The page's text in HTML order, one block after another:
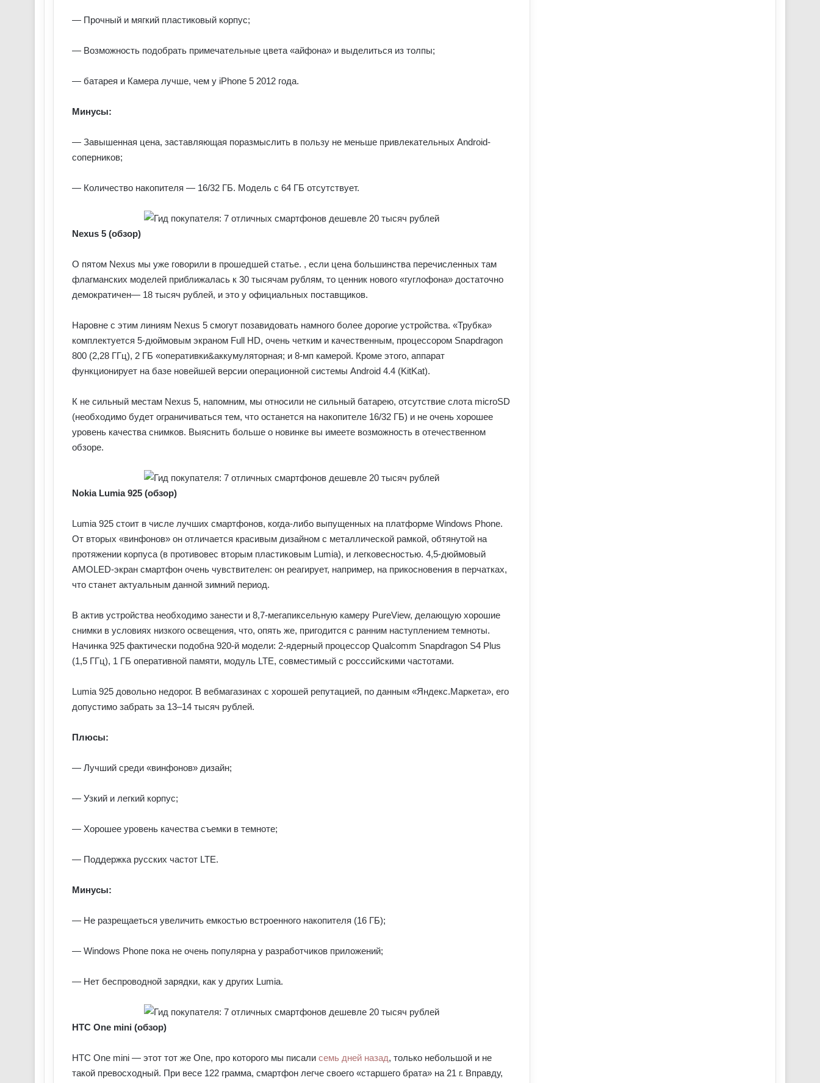
— Прочный и мягкий пластиковый корпус;
— Возможность подобрать примечательные цвета «айфона» и выделиться из толпы;
— батарея и Камера лучше, чем у iPhone 5 2012 года.
Минусы:
— Завышенная цена, заставляющая поразмыслить в пользу не меньше привлекательных Android-
соперников;
— Количество накопителя — 16/32 ГБ. Модель с 64 ГБ отсутствует.
Nexus 5 (обзор)
О пятом Nexus мы уже говорили в прошедшей статье. , если цена большинства перечисленных там
флагманских моделей приближалась к 30 тысячам рублям, то ценник нового «гуглофона» достаточно
демократичен— 18 тысяч рублей, и это у официальных поставщиков.
Наровне с этим линиям Nexus 5 смогут позавидовать намного более дорогие устройства. «Трубка»
комплектуется 5-дюймовым экраном Full HD, очень четким и качественным, процессором Snapdragon
800 (2,28 ГГц), 2 ГБ «оперативки&аккумуляторная; и 8-мп камерой. Кроме этого, аппарат
функционирует на базе новейшей версии операционной системы Android 4.4 (KitKat).
К не сильный местам Nexus 5, напомним, мы относили не сильный батарею, отсутствие слота microSD
(необходимо будет ограничиваться тем, что останется на накопителе 16/32 ГБ) и не очень хорошее
уровень качества снимков. Выяснить больше о новинке вы имеете возможность в отечественном
обзоре.
Nokia Lumia 925 (обзор)
Lumia 925 стоит в числе лучших смартфонов, когда-либо выпущенных на платформе Windows Phone.
От вторых «винфонов» он отличается красивым дизайном с металлической рамкой, обтянутой на
протяжении корпуса (в противовес вторым пластиковым Lumia), и легковесностью. 4,5-дюймовый
AMOLED-экран смартфон очень чувствителен: он реагирует, например, на прикосновения в перчатках,
что станет актуальным данной зимний период.
В актив устройства необходимо занести и 8,7-мегапиксельную камеру PureView, делающую хорошие
снимки в условиях низкого освещения, что, опять же, пригодится с ранним наступлением темноты.
Начинка 925 фактически подобна 920-й модели: 2-ядерный процессор Qualcomm Snapdragon S4 Plus
(1,5 ГГц), 1 ГБ оперативной памяти, модуль LTE, совместимый с росссийскими частотами.
Lumia 925 довольно недорог. В вебмагазинах с хорошей репутацией, по данным «Яндекс.Маркета», его
допустимо забрать за 13–14 тысяч рублей.
Плюсы:
— Лучший среди «винфонов» дизайн;
— Узкий и легкий корпус;
— Хорошее уровень качества съемки в темноте;
— Поддержка русских частот LTE.
Минусы:
— Не разрещаеться увеличить емкостью встроенного накопителя (16 ГБ);
— Windows Phone пока не очень популярна у разработчиков приложений;
— Нет беспроводной зарядки, как у других Lumia.
HTC One mini (обзор)
HTC One mini — этот тот же One, про которого мы писали семь дней назад, только небольшой и не
такой превосходный. При весе 122 грамма, смартфон легче своего «старшего брата» на 21 г. Вправду,